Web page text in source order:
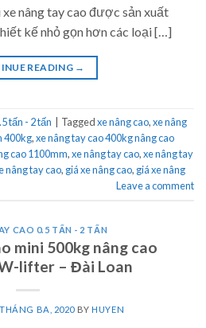
nâng tay cao được sản xuất
kế nhỏ gọn hơn các loại […]
READING →
tấn - 2 tấn Taggedxe nâng cao,xe nâng
400kg,xe nâng tay cao 400kg nâng cao
cao 1100mm,xe nâng tay cao,xe nâng tay
nâng tay cao, giá xe nâng cao, giá xe nâng
Leave a comment
CAO 0.5 TẤN - 2 TẤN
mini 500kg nâng cao
lifter – Đài Loan
BA, 2020 BYHUYEN